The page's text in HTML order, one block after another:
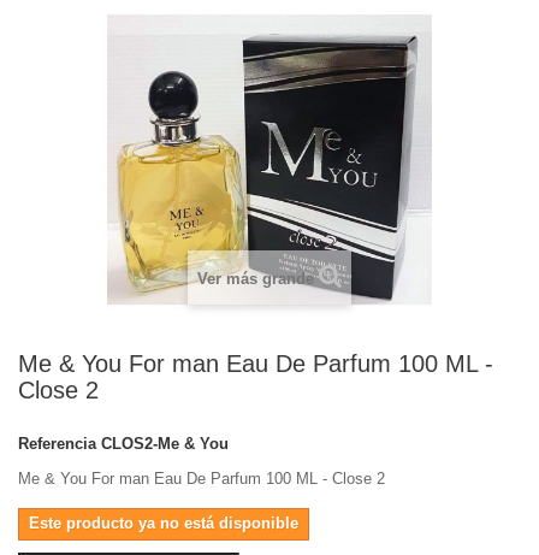
Ver más grande
Me & You For man Eau De Parfum 100 ML -
Close 2
Referencia CLOS2-Me & You
Me & You For man Eau De Parfum 100 ML - Close 2
Este producto ya no está disponible